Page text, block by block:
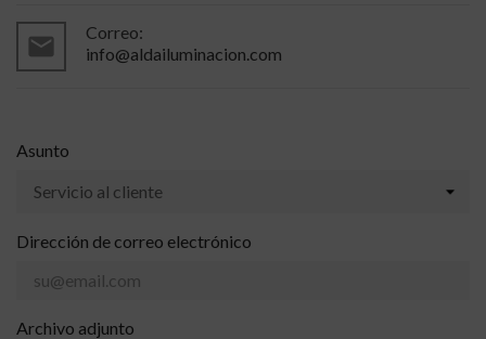
mail_outline
Correo:
info@aldailuminacion.com
Asunto
Dirección de correo electrónico
Archivo adjunto